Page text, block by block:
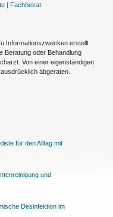
| Fachbeirat
Informationszwecken erstellt
Beratung oder Behandlung
Von einer eigenständigen
abgeraten.
für den Alltag mit
und
Desinfektion im